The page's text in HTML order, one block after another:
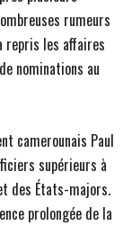
rumeurs
repris les affaires
nominations au
camerounais Paul
supérieurs à
des États-majors.
prolongée de la